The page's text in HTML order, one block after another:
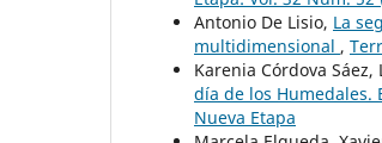
Antonio De Lisio, La
multidimensional ,
Karenia Córdova Sáez,
día de los Humedales.
Nueva Etapa